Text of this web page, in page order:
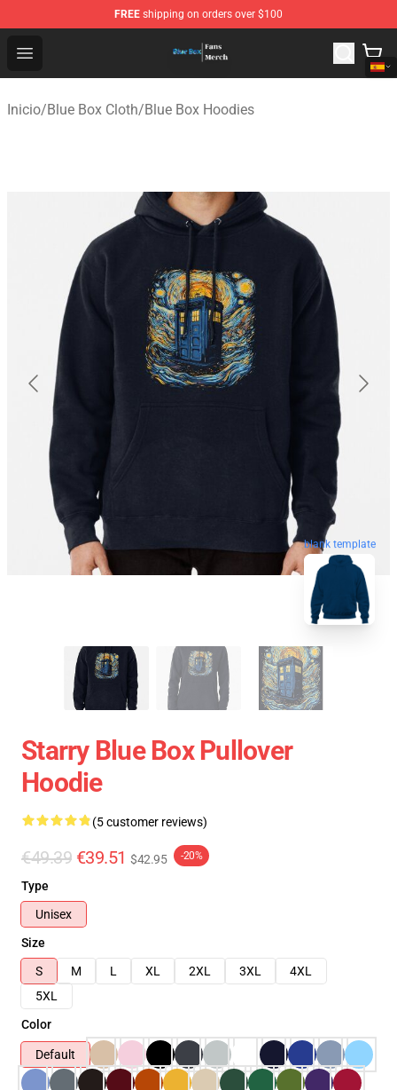
FREE shipping on orders over $100
Open menu
Blue Box Store - Official Blue Box Merchandise Shop
Inicio/Blue Box Cloth/Blue Box Hoodies
blank template
Starry Blue Box Pullover
Hoodie
(5 customer reviews)
€49.39 €39.51 $42.95 -20%
Type
Unisex
Size
S
M L XL 2XL 3XL
4XL
5XL
Color
Default